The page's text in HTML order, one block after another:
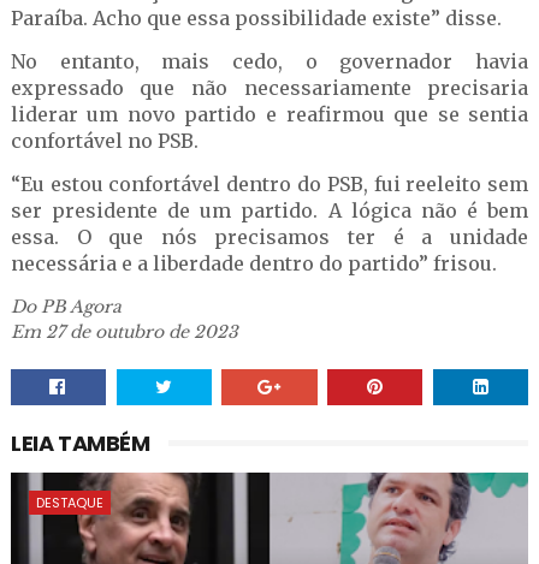
Paraíba. Acho que essa possibilidade existe” disse.
No entanto, mais cedo, o governador havia
expressado que não necessariamente precisaria
liderar um novo partido e reafirmou que se sentia
confortável no PSB.
“Eu estou confortável dentro do PSB, fui reeleito sem
ser presidente de um partido. A lógica não é bem
essa. O que nós precisamos ter é a unidade
necessária e a liberdade dentro do partido” frisou.
Do PB Agora
Em 27 de outubro de 2023
LEIA TAMBÉM
DESTAQUE